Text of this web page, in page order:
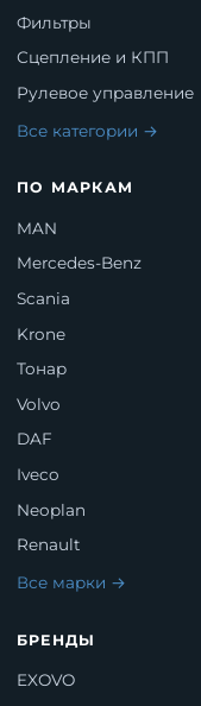
Фильтры
Сцепление и КПП
Рулевое управление
Все категории →
ПО МАРКАМ
MAN
Mercedes-Benz
Scania
Krone
Тонар
Volvo
DAF
Iveco
Neoplan
Renault
Все марки →
БРЕНДЫ
EXOVO